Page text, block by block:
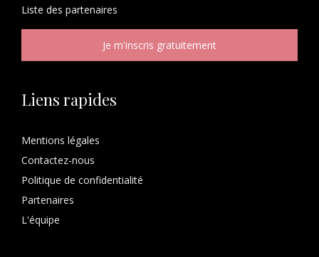
Liste des partenaires
Liens rapides
Mentions légales
Contactez-nous
Politique de confidentialité
Partenaires
L'équipe